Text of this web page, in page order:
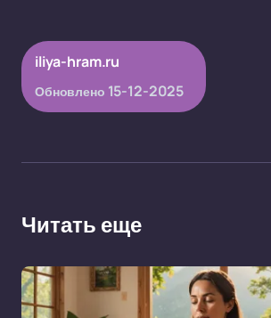
iliya-hram.ru
Обновлено 15-12-2025
Читать еще